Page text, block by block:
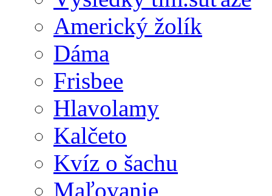
Americký žolík
Dáma
Frisbee
Hlavolamy
Kalčeto
Kvíz o šachu
Maľovanie